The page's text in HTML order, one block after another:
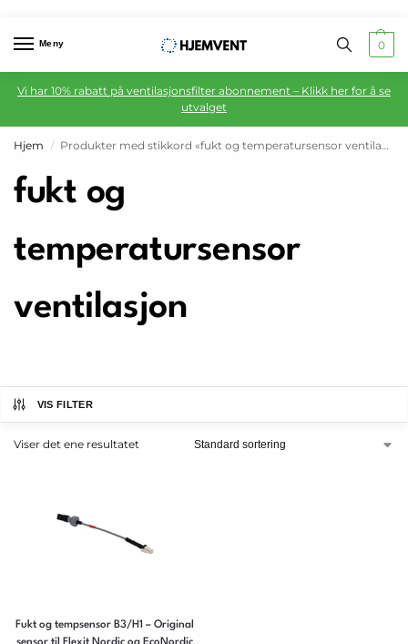
Meny 0
Vi har 10% rabatt på ventilasjonsfilter abonnement – Klikk her for å se
utvalget
Hjem / Produkter med stikkord «fukt og temperatursensor ventilasjon»
fukt og
temperatursensor
ventilasjon
VIS FILTER
Viser det ene resultatet
Fukt og tempsensor B3/H1 – Original